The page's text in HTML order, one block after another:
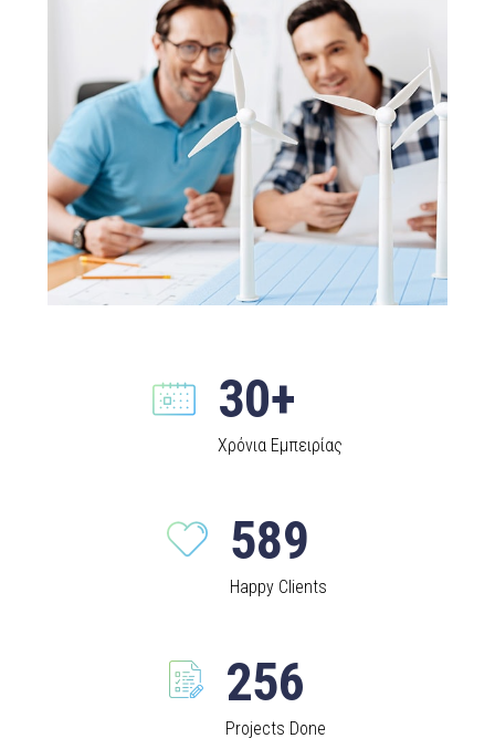
30+
Χρόνια Εμπειρίας
589
Happy Clients
256
Projects Done